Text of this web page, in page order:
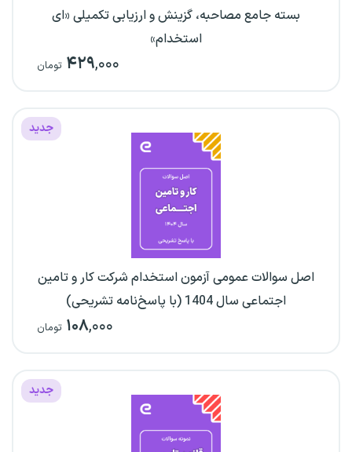
بسته جامع مصاحبه، گزینش و ارزیابی تکمیلی «ای
استخدام»
۴۲۹,۰۰۰ تومان
جدید
اصل سوالات عمومی آزمون استخدام شرکت کار و تامین
اجتماعی سال 1404 (با پاسخ‌نامه تشریحی)
۱۰۸,۰۰۰ تومان
جدید